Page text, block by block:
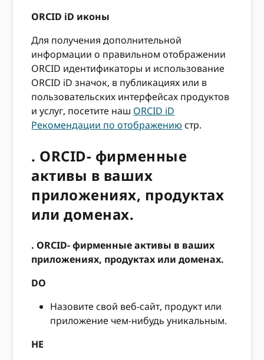
ORCID iD иконы
Для получения дополнительной
информации о правильном отображении
ORCID идентификаторы и использование
ORCID iD значок, в публикациях или в
пользовательских интерфейсах продуктов
и услуг, посетите наш ORCID iD
Рекомендации по отображению стр.
. ORCID- фирменные
активы в ваших
приложениях, продуктах
или доменах.
. ORCID- фирменные активы в ваших
приложениях, продуктах или доменах.
DO
Назовите свой веб-сайт, продукт или
приложение чем-нибудь уникальным.
НЕ